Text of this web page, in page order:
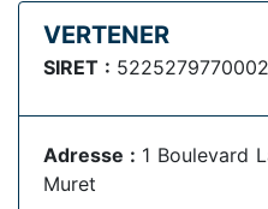
VERTENER
SIRET :
Adresse : 1 Boulevard
Muret